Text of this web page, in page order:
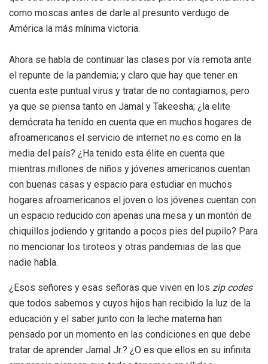
como moscas antes de darle al presunto verdugo de
América la más mínima victoria.
Ahora se habla de continuar las clases por vía remota ante
el repunte de la pandemia; y claro que hay que tener en
cuenta este puntual virus y tratar de no contagiarnos, pero
ya que se piensa tanto en Jamal y Takeesha; ¿la elite
demócrata ha tenido en cuenta que en muchos hogares de
afroamericanos el servicio de internet no es como en la
media del país? ¿Ha tenido esta élite en cuenta que
mientras millones de niños y jóvenes americanos cuentan
con buenas casas y espacio para estudiar en muchos
hogares afroamericanos el joven o los jóvenes cuentan con
un espacio reducido con apenas una mesa y un montón de
chiquillos jodiendo y gritando a pocos pies del pupilo? Para
no mencionar los tiroteos y otras pandemias de las que
nadie habla.
¿Esos señores y esas señoras que viven en los zip codes
que todos sabemos y cuyos hijos han recibido la luz de la
educación y el saber junto con la leche materna han
pensado por un momento en las condiciones en que debe
tratar de aprender Jamal Jr.? ¿O es que ellos en su infinita